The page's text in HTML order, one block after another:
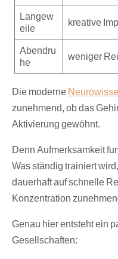
Langew
eile
kreative
Abendru
he
weniger
Die moderne
zunehmend, ob das
Aktivierung gewöhnt.
Denn Aufmerksamkeit
Was ständig trainiert
dauerhaft auf schnelle
Konzentration
Genau hier entsteht ein
Gesellschaften: